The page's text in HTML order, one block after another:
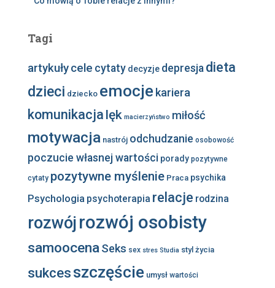
Tagi
artykułycele cytaty decyzje depresja dieta
dzieci dziecko emocje kariera
komunikacja lęk macierzyństwo miłość
motywacja nastrój odchudzanie osobowość
poczucie własnej wartości porady pozytywne
cytaty pozytywne myślenie Praca psychika
Psychologia psychoterapia relacje rodzina
rozwójrozwój osobisty
samoocenaSeks sex stres Studia styl życia
sukcesszczęście umysł wartości